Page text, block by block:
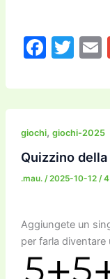
F
c
e
b
o
o
T
itt
er l
giochi, giochi-2025
Quizzino
.mau. /2025-10-12 /
Aggiungete un
per farla diventare